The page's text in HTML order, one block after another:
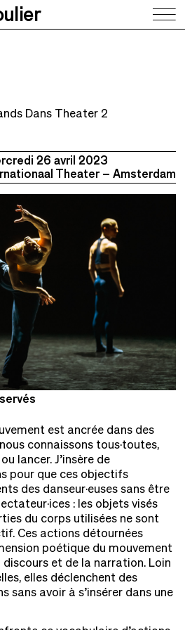
Dans Theater 2
26 avril 2023
Theater – Amsterdam
est ancrée dans des
connaissons tous·toutes,
lancer. J’insère de
pour que ces objectifs
des danseur·euses sans être
: les objets visés
du corps utilisées ne sont
Ces actions détournées
poétique du mouvement
discours et de la narration. Loin
elles déclenchent des
sans avoir à s’insérer dans une